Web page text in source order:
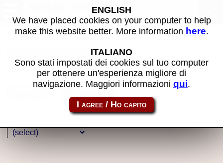
MAME machines
ENGLISH
We have placed cookies on your computer to help
make this website better. More information here.
ITALIANO
Sono stati impostati dei cookies sul tuo computer
per ottenere un'esperienza migliore di
navigazione. Maggiori informazioni qui.